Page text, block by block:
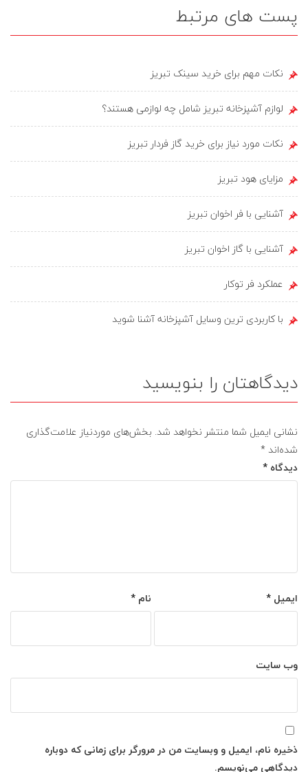
پست های مرتبط
نکات مهم برای خرید سینک تبریز
لوازم آشپزخانه تبریز شامل چه لوازمی هستند؟
نکات مورد نیاز برای خرید گاز فردار تبریز
مزایای هود تبریز
آشنایی با فر اخوان تبریز
آشنایی با گاز اخوان تبریز
عملکرد فر توکار
با کاربردی ترین وسایل آشپزخانه آشنا شوید
دیدگاهتان را بنویسید
نشانی ایمیل شما منتشر نخواهد شد. بخش‌های موردنیاز علامت‌گذاری
شده‌اند *
دیدگاه *
نام* ایمیل*
وب‌ سایت
ذخیره نام، ایمیل و وبسایت من در مرورگر برای زمانی که دوباره
دیدگاهی می‌نویسم.